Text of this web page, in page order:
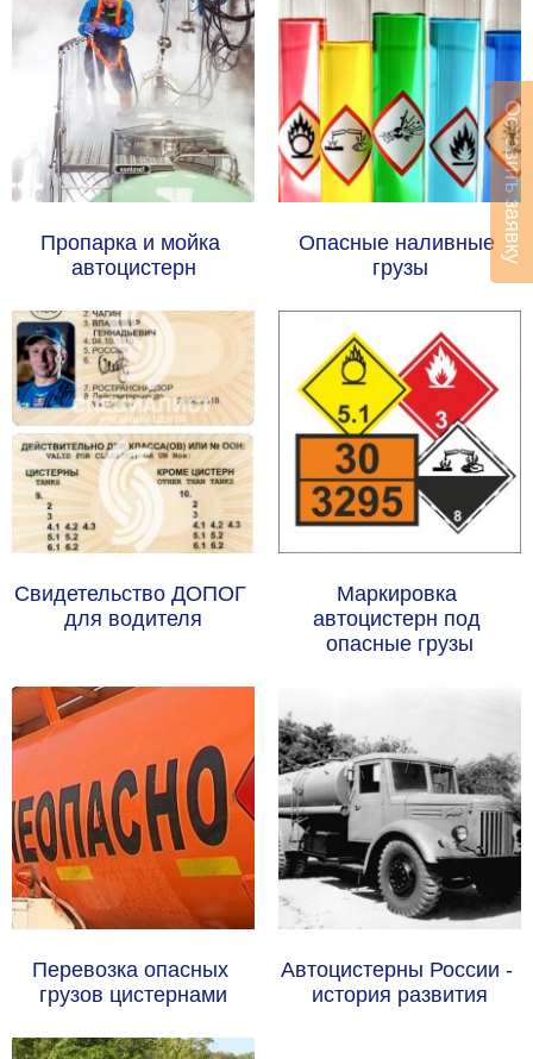
Пропарка и мойка
автоцистерн
Опасные наливные
грузы
Свидетельство ДОПОГ
для водителя
Маркировка
автоцистерн под
опасные грузы
Перевозка опасных
грузов цистернами
Автоцистерны России -
история развития
Оставить заявку